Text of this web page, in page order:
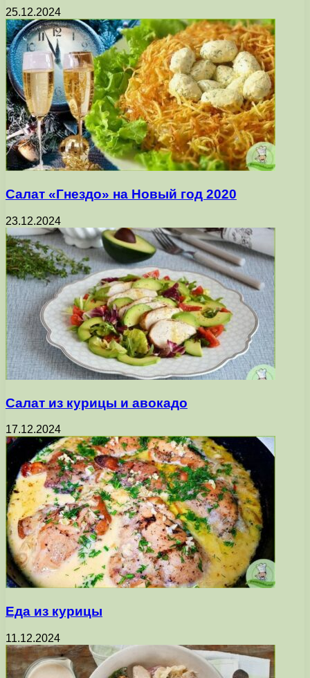
25.12.2024
Салат «Гнездо» на Новый год 2020
23.12.2024
Салат из курицы и авокадо
17.12.2024
Еда из курицы
11.12.2024